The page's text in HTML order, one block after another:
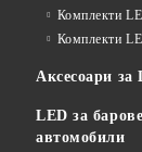
Комплекти
Комплекти
Аксесоари за
LED за
автомобили